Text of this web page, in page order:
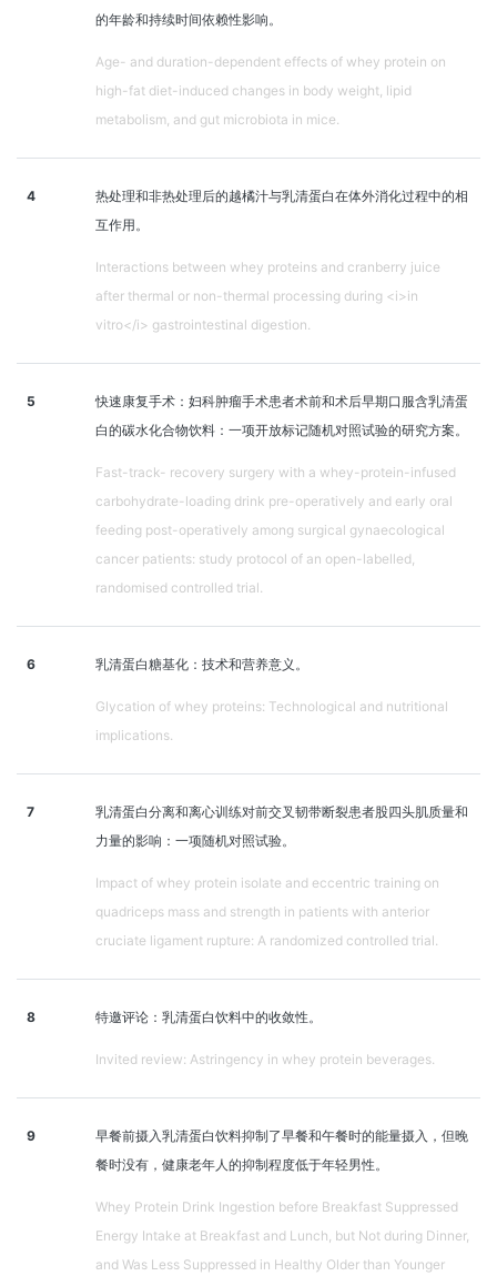
的年龄和持续时间依赖性影响。
Age- and duration-dependent effects of whey protein on
high-fat diet-induced changes in body weight, lipid
metabolism, and gut microbiota in mice.
4
热处理和非热处理后的越橘汁与乳清蛋白在体外消化过程中的相
互作用。
Interactions between whey proteins and cranberry juice
after thermal or non-thermal processing during <i>in
vitro</i> gastrointestinal digestion.
5
快速康复手术：妇科肿瘤手术患者术前和术后早期口服含乳清蛋
白的碳水化合物饮料：一项开放标记随机对照试验的研究方案。
Fast-track- recovery surgery with a whey-protein-infused
carbohydrate-loading drink pre-operatively and early oral
feeding post-operatively among surgical gynaecological
cancer patients: study protocol of an open-labelled,
randomised controlled trial.
6 乳清蛋白糖基化：技术和营养意义。
Glycation of whey proteins: Technological and nutritional
implications.
7
乳清蛋白分离和离心训练对前交叉韧带断裂患者股四头肌质量和
力量的影响：一项随机对照试验。
Impact of whey protein isolate and eccentric training on
quadriceps mass and strength in patients with anterior
cruciate ligament rupture: A randomized controlled trial.
8 特邀评论：乳清蛋白饮料中的收敛性。
Invited review: Astringency in whey protein beverages.
9
早餐前摄入乳清蛋白饮料抑制了早餐和午餐时的能量摄入，但晚
餐时没有，健康老年人的抑制程度低于年轻男性。
Whey Protein Drink Ingestion before Breakfast Suppressed
Energy Intake at Breakfast and Lunch, but Not during Dinner,
and Was Less Suppressed in Healthy Older than Younger